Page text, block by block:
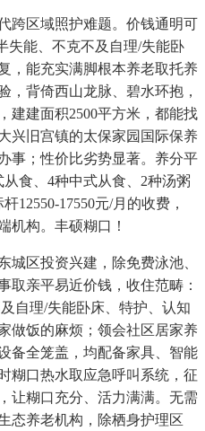
区域照护难题。价钱通明可
失能、不克不及自理/失能卧
，能充实满脚根本养老取托养
，背倚西山龙脉、碧水环抱，
建建面积2500平方米，都能找
兴旧宫镇的太保家园国际保养
事；性价比劣势显著。养分平
食、4种中式从食、2种汤粥
12550-17550元/月的收费，
机构。丰硕糊口！
区投资兴建，除免费泳池、
取亲平易近价钱，收住范畴：
自理/失能卧床、特护、认知
做饭的麻烦；领会社区居家养
备全笼盖，均配备家具、智能
糊口热水取应急呼叫系统，征
让糊口充分、活力满满。无需
态养老机构，除栖身护理区